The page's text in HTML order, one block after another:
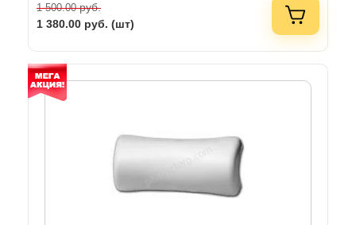
1 500.00руб.
1 380.00 руб. (шт)